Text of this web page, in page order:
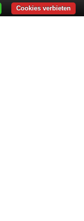
Cookies verbieten